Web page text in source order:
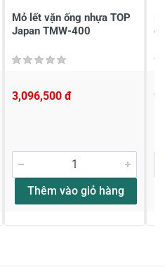
Mỏ lết vặn ống nhựa TOP
Japan TMW-400
3,096,500 đ
Thêm vào giỏ hàng